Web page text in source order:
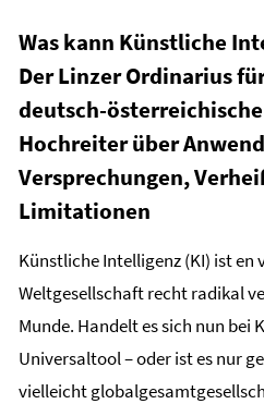
Was kann Künstliche
Der Linzer Ordinarius
deutsch-
Hochreiter über
Versprechungen,
Limitationen
Künstliche Intelligenz (KI) ist en
Weltgesellschaft recht radikal
Munde. Handelt es sich nun bei
Universaltool – oder ist es nur
vielleicht